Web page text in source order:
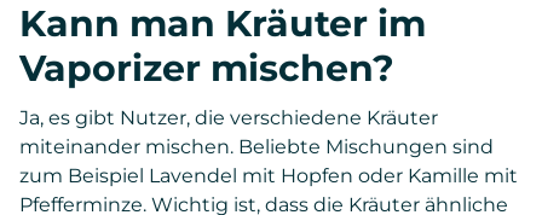
Kann man Kräuter im
Vaporizer mischen?
Ja, es gibt Nutzer, die verschiedene Kräuter
miteinander mischen. Beliebte Mischungen sind
zum Beispiel Lavendel mit Hopfen oder Kamille mit
Pfefferminze. Wichtig ist, dass die Kräuter ähnliche